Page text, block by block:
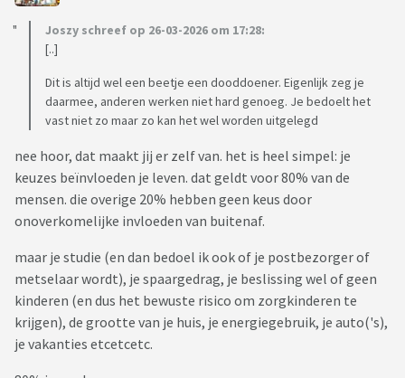
Joszy schreef op 26-03-2026 om 17:28:
[..]
Dit is altijd wel een beetje een dooddoener. Eigenlijk zeg je
daarmee, anderen werken niet hard genoeg. Je bedoelt het
vast niet zo maar zo kan het wel worden uitgelegd
nee hoor, dat maakt jij er zelf van. het is heel simpel: je
keuzes beïnvloeden je leven. dat geldt voor 80% van de
mensen. die overige 20% hebben geen keus door
onoverkomelijke invloeden van buitenaf.
maar je studie (en dan bedoel ik ook of je postbezorger of
metselaar wordt), je spaargedrag, je beslissing wel of geen
kinderen (en dus het bewuste risico om zorgkinderen te
krijgen), de grootte van je huis, je energiegebruik, je auto('s),
je vakanties etcetcetc.